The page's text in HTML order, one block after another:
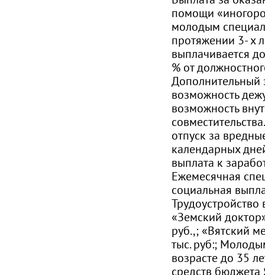
помощи
молодым
протяжении 3- х
выплачивается
% от
Дополнительный
возможность
возможность
отпуск за
календарных
выплата к
Ежемесячная
социальная
«Земский
руб.,; «Вятский
тыс. руб:;
возрасте до 35
средств бюджета